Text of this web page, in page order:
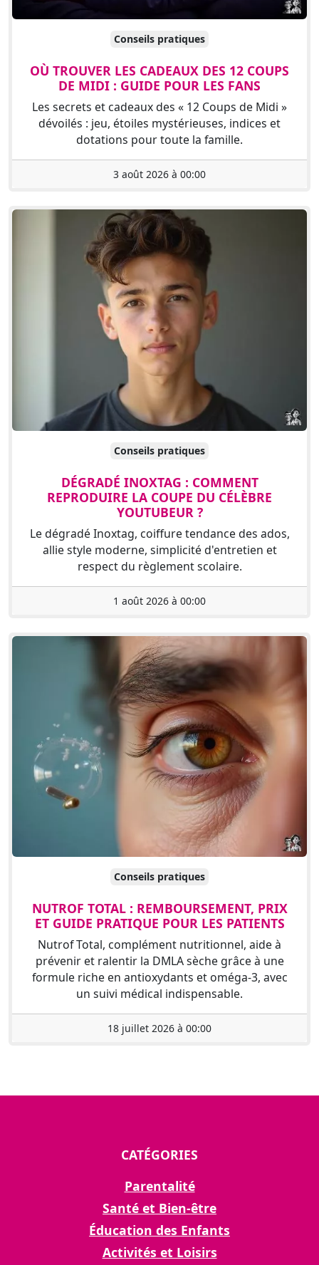
Conseils pratiques
OÙ TROUVER LES CADEAUX DES 12 COUPS
DE MIDI : GUIDE POUR LES FANS
Les secrets et cadeaux des « 12 Coups de Midi »
dévoilés : jeu, étoiles mystérieuses, indices et
dotations pour toute la famille.
3 août 2026 à 00:00
Conseils pratiques
DÉGRADÉ INOXTAG : COMMENT
REPRODUIRE LA COUPE DU CÉLÈBRE
YOUTUBEUR ?
Le dégradé Inoxtag, coiffure tendance des ados,
allie style moderne, simplicité d'entretien et
respect du règlement scolaire.
1 août 2026 à 00:00
Conseils pratiques
NUTROF TOTAL : REMBOURSEMENT, PRIX
ET GUIDE PRATIQUE POUR LES PATIENTS
Nutrof Total, complément nutritionnel, aide à
prévenir et ralentir la DMLA sèche grâce à une
formule riche en antioxydants et oméga-3, avec
un suivi médical indispensable.
18 juillet 2026 à 00:00
CATÉGORIES
Parentalité
Santé et Bien-être
Éducation des Enfants
Activités et Loisirs